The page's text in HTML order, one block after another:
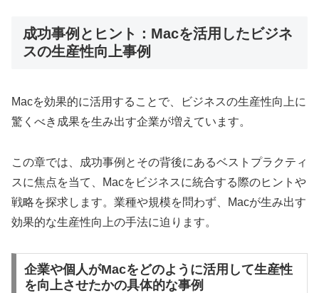
成功事例とヒント：Macを活用したビジネ
スの生産性向上事例
Macを効果的に活用することで、ビジネスの生産性向上に
驚くべき成果を生み出す企業が増えています。
この章では、成功事例とその背後にあるベストプラクティ
スに焦点を当て、Macをビジネスに統合する際のヒントや
戦略を探求します。業種や規模を問わず、Macが生み出す
効果的な生産性向上の手法に迫ります。
企業や個人がMacをどのように活用して生産性
を向上させたかの具体的な事例